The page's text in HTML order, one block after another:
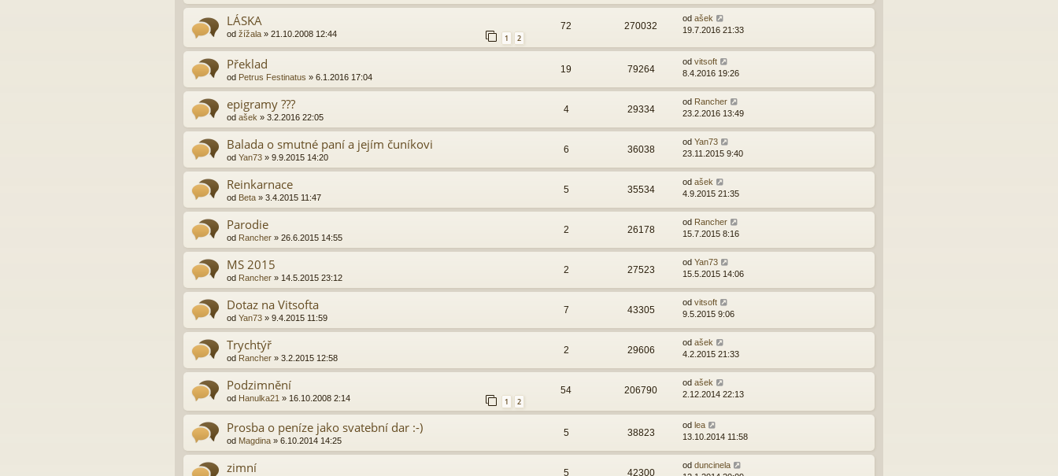
LÁSKA
od žížala » 21.10.2008 12:44 1 2
72 270032
od ašek
19.7.2016 21:33
Překlad
od Petrus Festinatus » 6.1.2016 17:04
19 79264
od vitsoft
8.4.2016 19:26
epigramy ???
od ašek » 3.2.2016 22:05
4 29334
od Rancher
23.2.2016 13:49
Balada o smutné paní a jejím čuníkovi
od Yan73 » 9.9.2015 14:20
6 36038
od Yan73
23.11.2015 9:40
Reinkarnace
od Beta » 3.4.2015 11:47
5 35534
od ašek
4.9.2015 21:35
Parodie
od Rancher » 26.6.2015 14:55
2 26178
od Rancher
15.7.2015 8:16
MS 2015
od Rancher » 14.5.2015 23:12
2 27523
od Yan73
15.5.2015 14:06
Dotaz na Vitsofta
od Yan73 » 9.4.2015 11:59
7 43305
od vitsoft
9.5.2015 9:06
Trychtýř
od Rancher » 3.2.2015 12:58
2 29606
od ašek
4.2.2015 21:33
Podzimnění
od Hanulka21 » 16.10.2008 2:14 1 2
54 206790
od ašek
2.12.2014 22:13
Prosba o peníze jako svatební dar :-)
od Magdina » 6.10.2014 14:25
5 38823
od lea
13.10.2014 11:58
zimní 5 42300
od duncinela